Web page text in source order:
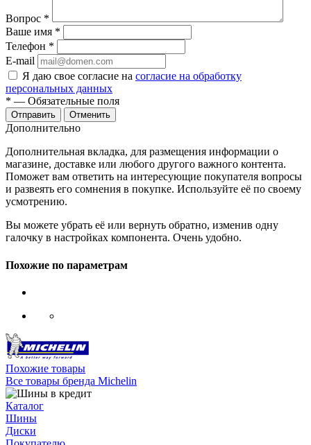
Вопрос *
Ваше имя *
Телефон *
E-mail
Я даю свое согласие на согласие на обработку
персональных данных
* — Обязательные поля
Отменить
Дополнительно
Дополнительная вкладка, для размещения информации о
магазине, доставке или любого другого важного контента.
Поможет вам ответить на интересующие покупателя вопросы
и развеять его сомнения в покупке. Используйте её по своему
усмотрению.
Вы можете убрать её или вернуть обратно, изменив одну
галочку в настройках компонента. Очень удобно.
Похожие по параметрам
Похожие товары
Все товары бренда Michelin
Каталог
Шины
Диски